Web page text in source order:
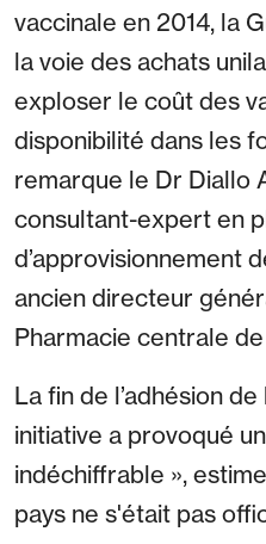
vaccinale en 2014, la
la voie des achats
exploser le coût des
disponibilité dans les
remarque le Dr Diallo
consultant-expert en
d’approvisionnement
ancien directeur
Pharmacie centrale
La fin de l’adhésion
initiative a provoqué
indéchiffrable »,
pays ne s'était pas